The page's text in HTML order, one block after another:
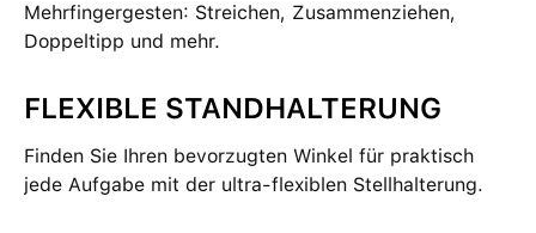
Mehrfingergesten: Streichen, Zusammenziehen,
Doppeltipp und mehr.
FLEXIBLE STANDHALTERUNG
Finden Sie Ihren bevorzugten Winkel für praktisch
jede Aufgabe mit der ultra-flexiblen Stellhalterung.